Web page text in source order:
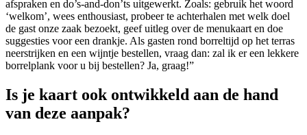
afspraken en do’s-and-don’ts uitgewerkt. Zoals: gebruik het woord
‘welkom’, wees enthousiast, probeer te achterhalen met welk doel
de gast onze zaak bezoekt, geef uitleg over de menukaart en doe
suggesties voor een drankje. Als gasten rond borreltijd op het terras
neerstrijken en een wijntje bestellen, vraag dan: zal ik er een lekkere
borrelplank voor u bij bestellen? Ja, graag!”
Is je kaart ook ontwikkeld aan de hand
van deze aanpak?